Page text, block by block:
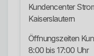
Kundencenter
Kaiserslautern
Öffnungszeiten
8:00 bis 17:00 Uhr